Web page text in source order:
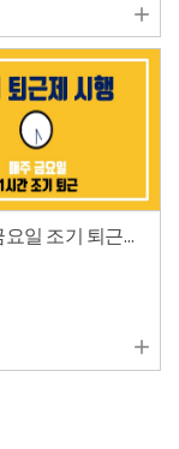

테르텐 금요일 조기 퇴근제 시행
